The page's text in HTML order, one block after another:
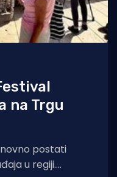
na Trgu
postati
u regiji.